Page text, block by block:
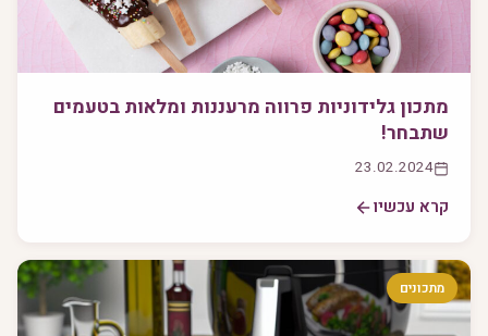
מתכון גלידוניות פרווה מרעננות ומלאות בטעמים
שתבחר!
23.02.2024
קרא עכשיו
מתכונים